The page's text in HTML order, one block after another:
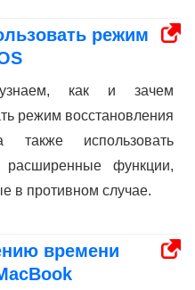
режим
как и зачем
режим восстановления
также использовать
расширенные функции,
в противном случае.
времени